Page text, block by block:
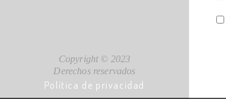
Copyright © 2023
Derechos reservados
Política de privacidad